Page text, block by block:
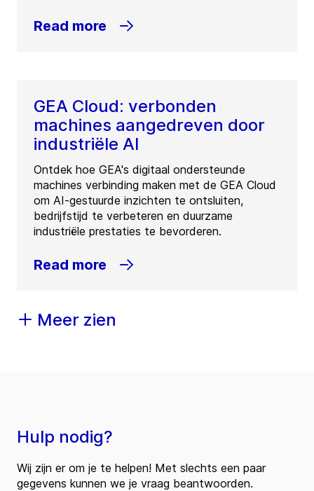
Read more
GEA Cloud: verbonden
machines aangedreven door
industriële AI
Ontdek hoe GEA's digitaal ondersteunde
machines verbinding maken met de GEA Cloud
om AI-gestuurde inzichten te ontsluiten,
bedrijfstijd te verbeteren en duurzame
industriële prestaties te bevorderen.
Read more
Meer zien
Hulp nodig?
Wij zijn er om je te helpen! Met slechts een paar
gegevens kunnen we je vraag beantwoorden.